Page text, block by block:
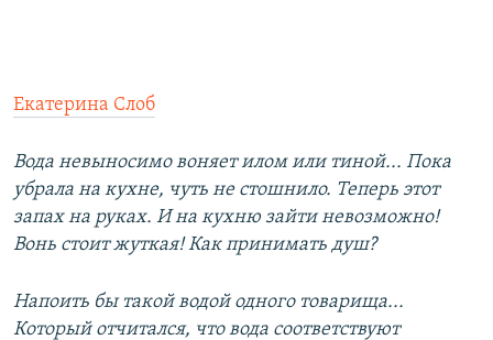
Екатерина Слоб
Вода невыносимо воняет илом или тиной... Пока
убрала на кухне, чуть не стошнило. Теперь этот
запах на руках. И на кухню зайти невозможно!
Вонь стоит жуткая! Как принимать душ?
Напоить бы такой водой одного товарища...
Который отчитался, что вода соответствуют